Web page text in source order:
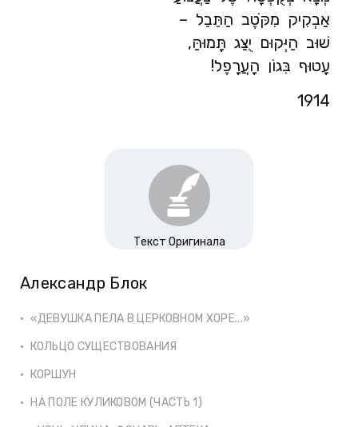
Александр Блок
«ДЕВУШКА ПЕЛА В ЦЕРКОВНОМ ХОРЕ...»
КОЛЬЦО СУЩЕСТВОВАНИЯ
КОРШУН
НА ПОЛЕ КУЛИКОВОМ (ЧАСТЬ 1)
אַבְקִיק מִקֹּטֶב הַתֵּבֵל –
שׁוּב הַיְּקוּם יֻצַּג תָּמוּהַּ,
עָטוּף בִּגוֹן הָעֲרָפֶל!
1914
Текст Оригинала